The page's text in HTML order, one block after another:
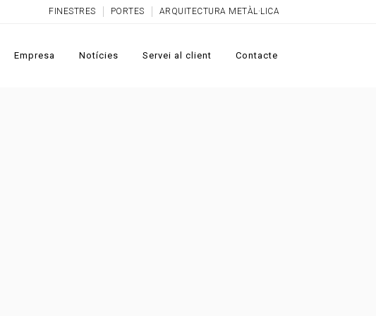
FINESTRES PORTES ARQUITECTURA METÀL·LICA
Empresa Notícies Servei al client Contacte